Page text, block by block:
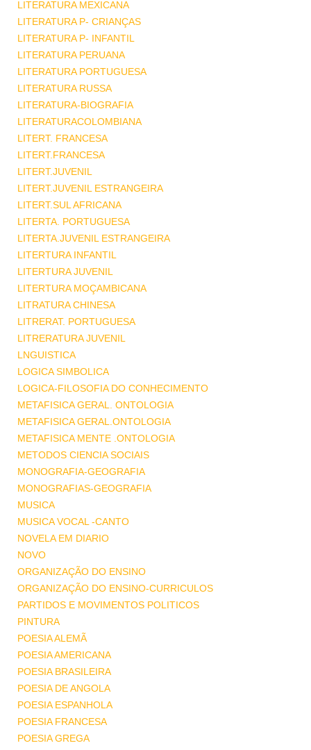
LITERATURA MEXICANA
LITERATURA P- CRIANÇAS
LITERATURA P- INFANTIL
LITERATURA PERUANA
LITERATURA PORTUGUESA
LITERATURA RUSSA
LITERATURA-BIOGRAFIA
LITERATURACOLOMBIANA
LITERT. FRANCESA
LITERT.FRANCESA
LITERT.JUVENIL
LITERT.JUVENIL ESTRANGEIRA
LITERT.SUL AFRICANA
LITERTA. PORTUGUESA
LITERTA.JUVENIL ESTRANGEIRA
LITERTURA INFANTIL
LITERTURA JUVENIL
LITERTURA MOÇAMBICANA
LITRATURA CHINESA
LITRERAT. PORTUGUESA
LITRERATURA JUVENIL
LNGUISTICA
LOGICA SIMBOLICA
LOGICA-FILOSOFIA DO CONHECIMENTO
METAFISICA GERAL. ONTOLOGIA
METAFISICA GERAL.ONTOLOGIA
METAFISICA MENTE .ONTOLOGIA
METODOS CIENCIA SOCIAIS
MONOGRAFIA-GEOGRAFIA
MONOGRAFIAS-GEOGRAFIA
MUSICA
MUSICA VOCAL -CANTO
NOVELA EM DIARIO
NOVO
ORGANIZAÇÃO DO ENSINO
ORGANIZAÇÃO DO ENSINO-CURRICULOS
PARTIDOS E MOVIMENTOS POLITICOS
PINTURA
POESIA ALEMÃ
POESIA AMERICANA
POESIA BRASILEIRA
POESIA DE ANGOLA
POESIA ESPANHOLA
POESIA FRANCESA
POESIA GREGA